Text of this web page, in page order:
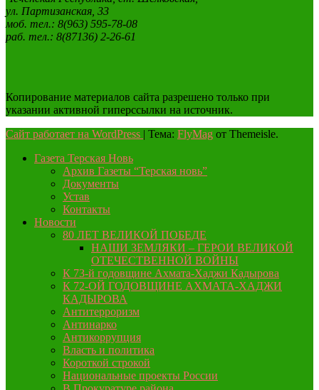
ул. Партизанская, 33
моб. тел.: 8(963) 595-78-08
раб. тел.: 8(87136) 2-26-61
Копирование материалов сайта разрешено только при
указании активной гиперссылки на источник.
Сайт работает на WordPress | Тема: FlyMag от Themeisle.
Газета Терская Новь
Архив Газеты “Терская новь”
Документы
Устав
Контакты
Новости
80 ЛЕТ ВЕЛИКОЙ ПОБЕДЕ
НАШИ ЗЕМЛЯКИ – ГЕРОИ ВЕЛИКОЙ
ОТЕЧЕСТВЕННОЙ ВОЙНЫ
К 73-й годовщине Ахмата-Хаджи Кадырова
К 72-ОЙ ГОДОВЩИНЕ АХМАТА-ХАДЖИ
КАДЫРОВА
Антитерроризм
Антинарко
Антикоррупция
Власть и политика
Короткой строкой
Национальные проекты России